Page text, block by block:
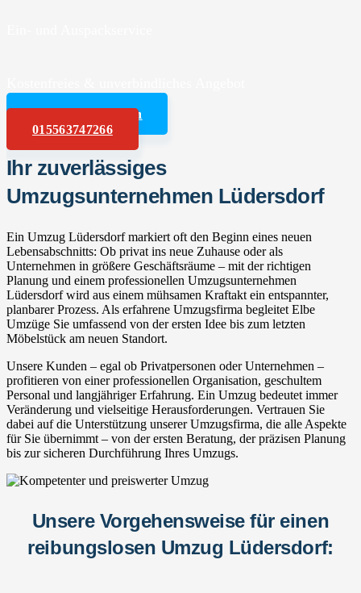
Angebot anfordern
015563747266
Ihr zuverlässiges
Umzugsunternehmen Lüdersdorf
Ein Umzug Lüdersdorf markiert oft den Beginn eines neuen
Lebensabschnitts: Ob privat ins neue Zuhause oder als
Unternehmen in größere Geschäftsräume – mit der richtigen
Planung und einem professionellen Umzugsunternehmen
Lüdersdorf wird aus einem mühsamen Kraftakt ein entspannter,
planbarer Prozess. Als erfahrene Umzugsfirma begleitet Elbe
Umzüge Sie umfassend von der ersten Idee bis zum letzten
Möbelstück am neuen Standort.
Unsere Kunden – egal ob Privatpersonen oder Unternehmen –
profitieren von einer professionellen Organisation, geschultem
Personal und langjähriger Erfahrung. Ein Umzug bedeutet immer
Veränderung und vielseitige Herausforderungen. Vertrauen Sie
dabei auf die Unterstützung unserer Umzugsfirma, die alle Aspekte
für Sie übernimmt – von der ersten Beratung, der präzisen Planung
bis zur sicheren Durchführung Ihres Umzugs.
Unsere Vorgehensweise für einen
reibungslosen Umzug Lüdersdorf: